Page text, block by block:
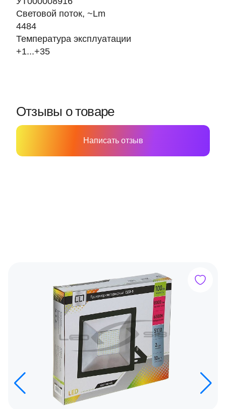
Световой поток, ~Lm
4484
Температура эксплуатации
+1...+35
Отзывы о товаре
Написать отзыв